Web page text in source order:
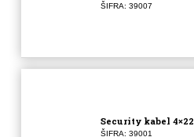
ŠIFRA: 39007
Security kabel 4×22
ŠIFRA: 39001